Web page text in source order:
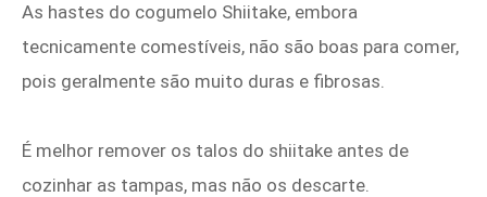
As hastes do cogumelo Shiitake, embora
tecnicamente comestíveis, não são boas para comer,
pois geralmente são muito duras e fibrosas.
É melhor remover os talos do shiitake antes de
cozinhar as tampas, mas não os descarte.